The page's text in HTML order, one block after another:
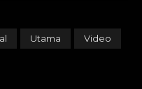
Utama Video